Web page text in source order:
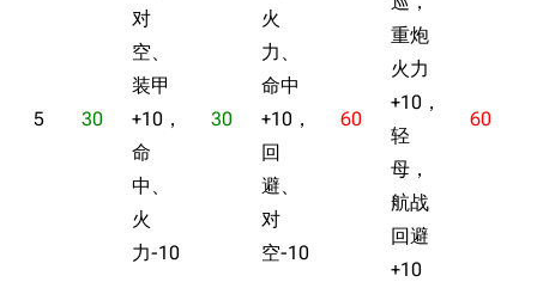
5 30
对
空、
装甲
+10，
命
中、
火
力-10
30
火
力、
命中
+10，
回
避、
对
空-10
60
重炮
火力
+10，
轻
母，
航战
回避
+10
60